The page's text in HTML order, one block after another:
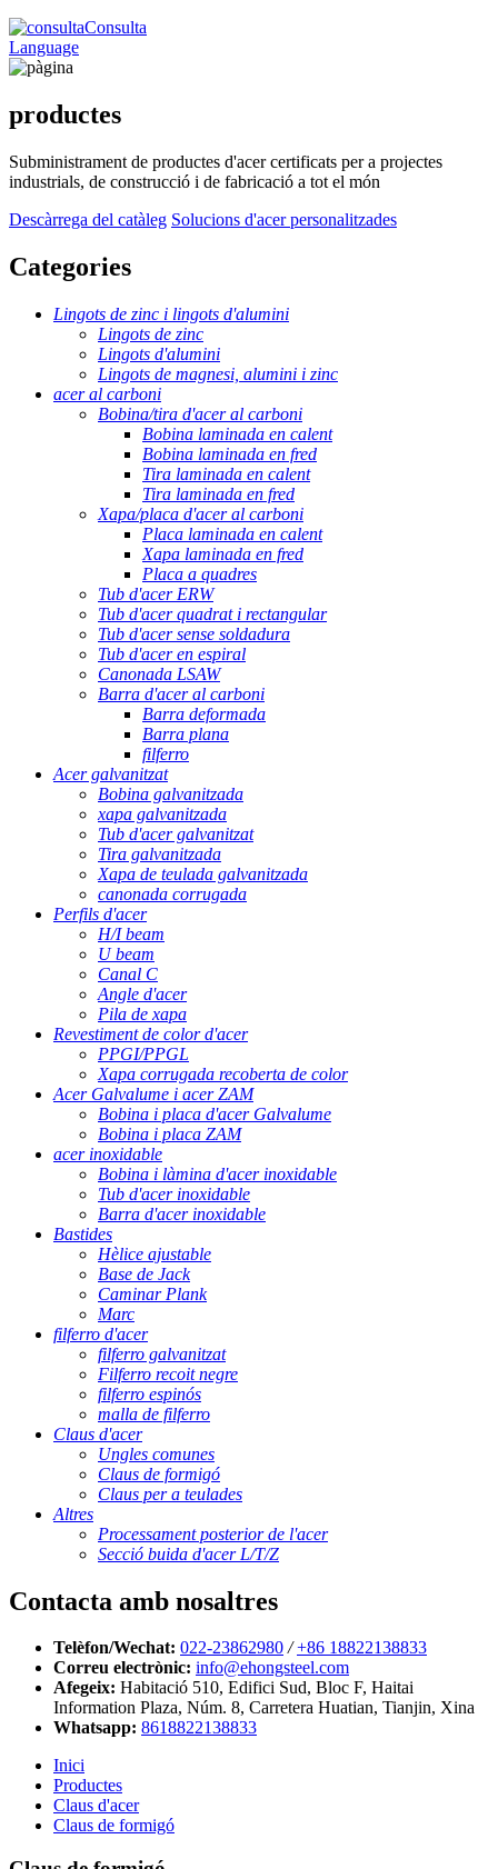
Consulta
Language
productes
Subministrament de productes d'acer certificats per a projectes
industrials, de construcció i de fabricació a tot el món
Descàrrega del catàleg Solucions d'acer personalitzades
Categories
Lingots de zinc i lingots d'alumini
Lingots de zinc
Lingots d'alumini
Lingots de magnesi, alumini i zinc
acer al carboni
Bobina/tira d'acer al carboni
Bobina laminada en calent
Bobina laminada en fred
Tira laminada en calent
Tira laminada en fred
Xapa/placa d'acer al carboni
Placa laminada en calent
Xapa laminada en fred
Placa a quadres
Tub d'acer ERW
Tub d'acer quadrat i rectangular
Tub d'acer sense soldadura
Tub d'acer en espiral
Canonada LSAW
Barra d'acer al carboni
Barra deformada
Barra plana
filferro
Acer galvanitzat
Bobina galvanitzada
xapa galvanitzada
Tub d'acer galvanitzat
Tira galvanitzada
Xapa de teulada galvanitzada
canonada corrugada
Perfils d'acer
H/I beam
U beam
Canal C
Angle d'acer
Pila de xapa
Revestiment de color d'acer
PPGI/PPGL
Xapa corrugada recoberta de color
Acer Galvalume i acer ZAM
Bobina i placa d'acer Galvalume
Bobina i placa ZAM
acer inoxidable
Bobina i làmina d'acer inoxidable
Tub d'acer inoxidable
Barra d'acer inoxidable
Bastides
Hèlice ajustable
Base de Jack
Caminar Plank
Marc
filferro d'acer
filferro galvanitzat
Filferro recoit negre
filferro espinós
malla de filferro
Claus d'acer
Ungles comunes
Claus de formigó
Claus per a teulades
Altres
Processament posterior de l'acer
Secció buida d'acer L/T/Z
Contacta amb nosaltres
Telèfon/Wechat: 022-23862980 / +86 18822138833
Correu electrònic: info@ehongsteel.com
Afegeix: Habitació 510, Edifici Sud, Bloc F, Haitai
Information Plaza, Núm. 8, Carretera Huatian, Tianjin, Xina
Whatsapp: 8618822138833
Inici
Productes
Claus d'acer
Claus de formigó